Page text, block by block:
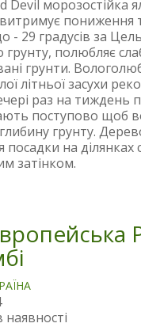
Devil морозостійка
пониження
- 29 градусів за
полюбляє
грунти.
літньої засухи
раз на тиждень
поступово щоб
грунту.
посадки на ділянках
затінком.
наявності